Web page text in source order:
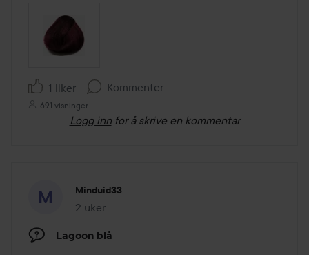
1 liker Kommenter
691 visninger
Logg inn for å skrive en kommentar
Minduid33
2 uker
Innlegget ble opprettet 2 uker
Lagoon blå